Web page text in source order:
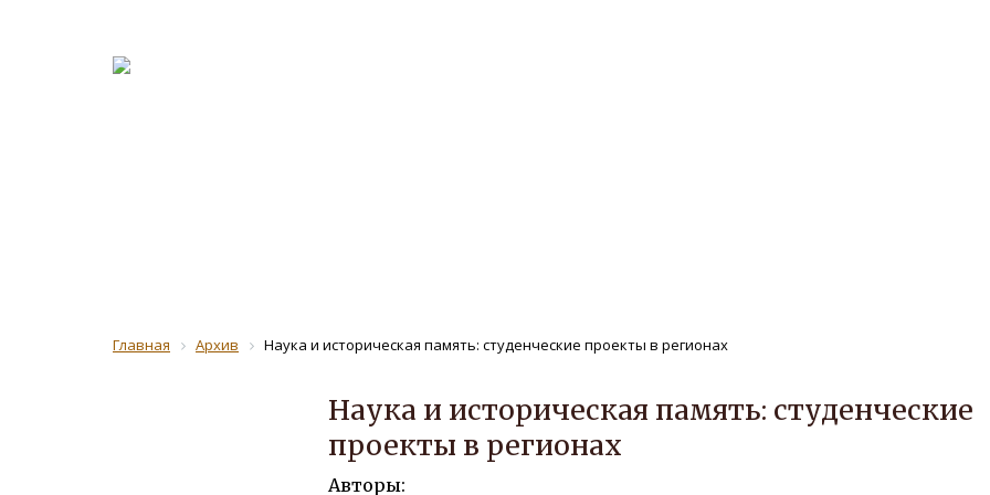
Главная Архив Наука и историческая память: студенческие проекты в регионах
Наука и историческая память: студенческие
проекты в регионах
Авторы: